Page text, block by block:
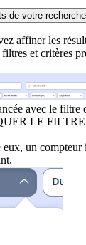
de votre recherche
affiner les
et critères
avec le filtre
LE FILTRE
eux, un